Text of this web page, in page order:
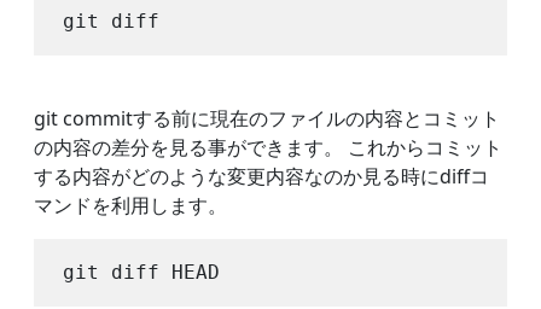
git commitする前に現在のファイルの内容とコミット
の内容の差分を見る事ができます。 これからコミット
する内容がどのような変更内容なのか見る時にdiffコ
マンドを利用します。